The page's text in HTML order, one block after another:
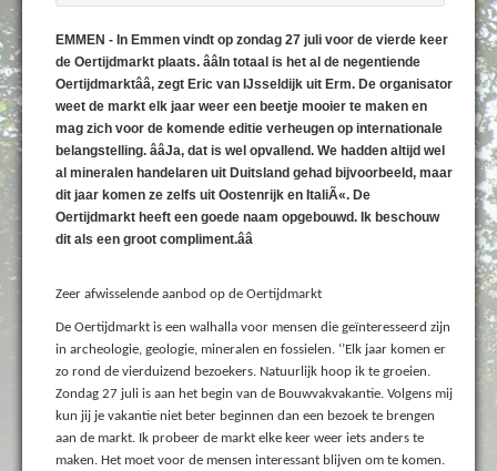
EMMEN - In Emmen vindt op zondag 27 juli voor de vierde keer
de Oertijdmarkt plaats. ââIn totaal is het al de negentiende
Oertijdmarktââ, zegt Eric van IJsseldijk uit Erm. De organisator
weet de markt elk jaar weer een beetje mooier te maken en
mag zich voor de komende editie verheugen op internationale
belangstelling. ââJa, dat is wel opvallend. We hadden altijd wel
al mineralen handelaren uit Duitsland gehad bijvoorbeeld, maar
dit jaar komen ze zelfs uit Oostenrijk en ItaliÃ«. De
Oertijdmarkt heeft een goede naam opgebouwd. Ik beschouw
dit als een groot compliment.ââ
Zeer afwisselende aanbod op de Oertijdmarkt
De Oertijdmarkt is een walhalla voor mensen die geïnteresseerd zijn
in archeologie, geologie, mineralen en fossielen. ‘’Elk jaar komen er
zo rond de vierduizend bezoekers. Natuurlijk hoop ik te groeien.
Zondag 27 juli is aan het begin van de Bouwvakvakantie. Volgens mij
kun jij je vakantie niet beter beginnen dan een bezoek te brengen
aan de markt. Ik probeer de markt elke keer weer iets anders te
maken. Het moet voor de mensen interessant blijven om te komen.